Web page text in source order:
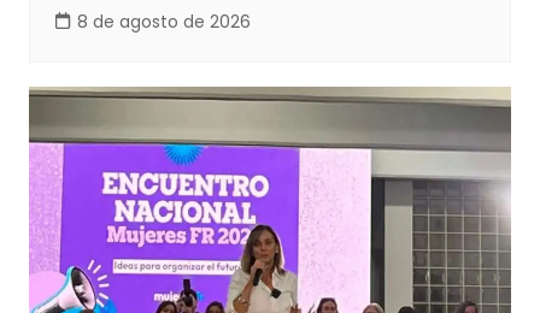
8 de agosto de 2026